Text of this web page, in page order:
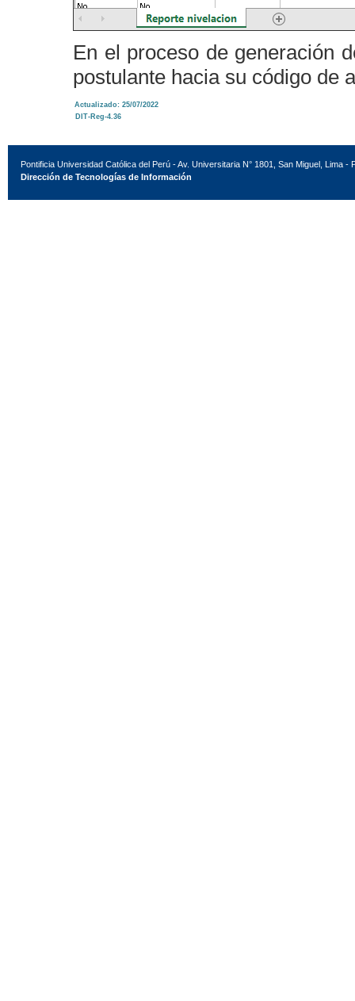
En el proceso de generación
postulante hacia su código de
Actualizado: 25/07/2022
DIT-Reg-4.36
Pontificia Universidad Católica del Perú - Av. Universitaria N° 1801, San Miguel, Lima -
Dirección de Tecnologías de Información